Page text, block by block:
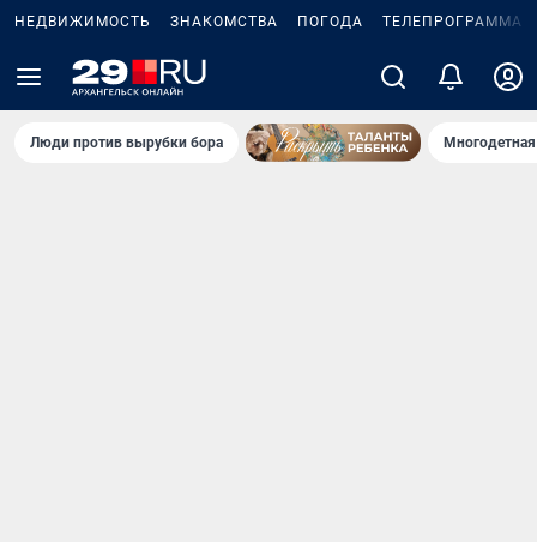
НЕДВИЖИМОСТЬ ЗНАКОМСТВА ПОГОДА ТЕЛЕПРОГРАММА
Люди против вырубки бора